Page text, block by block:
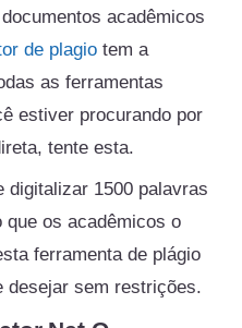
acadêmicos
de plagio tem a
as ferramentas
estiver procurando por
tente esta.
digitalizar 1500 palavras
os acadêmicos o
ferramenta de plágio
desejar sem restrições.